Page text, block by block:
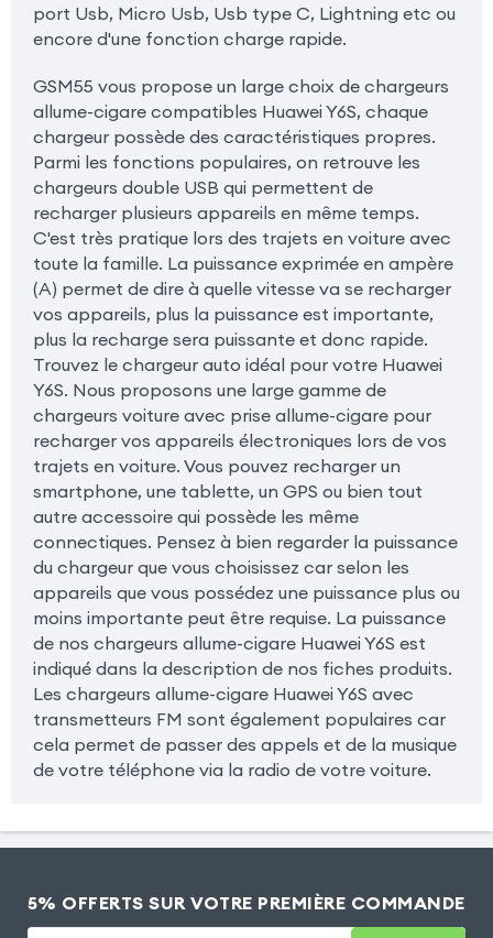
port Usb, Micro Usb, Usb type C, Lightning etc ou
encore d'une fonction charge rapide.
GSM55 vous propose un large choix de chargeurs
allume-cigare compatibles Huawei Y6S, chaque
chargeur possède des caractéristiques propres.
Parmi les fonctions populaires, on retrouve les
chargeurs double USB qui permettent de
recharger plusieurs appareils en même temps.
C'est très pratique lors des trajets en voiture avec
toute la famille. La puissance exprimée en ampère
(A) permet de dire à quelle vitesse va se recharger
vos appareils, plus la puissance est importante,
plus la recharge sera puissante et donc rapide.
Trouvez le chargeur auto idéal pour votre Huawei
Y6S. Nous proposons une large gamme de
chargeurs voiture avec prise allume-cigare pour
recharger vos appareils électroniques lors de vos
trajets en voiture. Vous pouvez recharger un
smartphone, une tablette, un GPS ou bien tout
autre accessoire qui possède les même
connectiques. Pensez à bien regarder la puissance
du chargeur que vous choisissez car selon les
appareils que vous possédez une puissance plus ou
moins importante peut être requise. La puissance
de nos chargeurs allume-cigare Huawei Y6S est
indiqué dans la description de nos fiches produits.
Les chargeurs allume-cigare Huawei Y6S avec
transmetteurs FM sont également populaires car
cela permet de passer des appels et de la musique
de votre téléphone via la radio de votre voiture.
5% OFFERTS SUR VOTRE PREMIÈRE COMMANDE